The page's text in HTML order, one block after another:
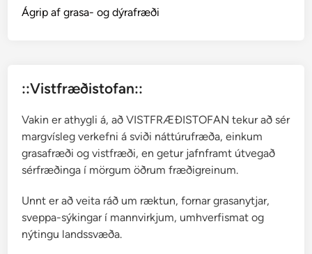
Ágrip af grasa- og dýrafræði
::Vistfræðistofan::
Vakin er athygli á, að VISTFRÆÐISTOFAN tekur að sér
margvísleg verkefni á sviði náttúrufræða, einkum
grasafræði og vistfræði, en getur jafnframt útvegað
sérfræðinga í mörgum öðrum fræðigreinum.
Unnt er að veita ráð um ræktun, fornar grasanytjar,
sveppa-sýkingar í mannvirkjum, umhverfismat og
nýtingu landssvæða.